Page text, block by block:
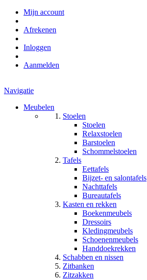
Mijn account
Afrekenen
Inloggen
Aanmelden
Navigatie
Meubelen
Stoelen
Stoelen
Relaxstoelen
Barstoelen
Schommelstoelen
Tafels
Eettafels
Bijzet- en salontafels
Nachttafels
Bureautafels
Kasten en rekken
Boekenmeubels
Dressoirs
Kledingmeubels
Schoenenmeubels
Handdoekrekken
Schabben en nissen
Zitbanken
Zitzakken